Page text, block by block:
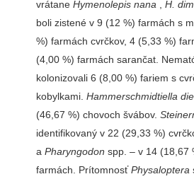
vrátane Hymenolepis nana, H.
boli zistené v 9 (12 %) farmách s
%) farmách cvrčkov, 4 (5,33 %)
(4,00 %) farmách sarančat.
kolonizovali 6 (8,00 %) fariem s
kobylkami. Hammerschmidtiella
(46,67 %) chovoch švábov.
identifikovaný v 22 (29,33 %)
a Pharyngodon spp. – v 14 (18,67
farmách. PrítomnosťPhysaloptera